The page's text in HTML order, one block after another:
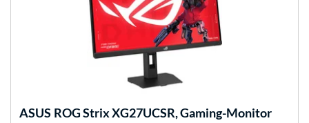
ASUS ROG Strix XG27UCSR, Gaming-Monitor